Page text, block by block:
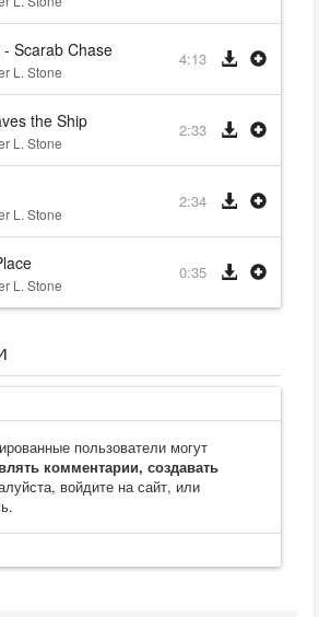
Scarab Chase
L. Stone
4:13
the Ship
L. Stone
2:33
L. Stone
2:34
L. Stone
0:35
пользователи могут
комментарии, создавать
войдите на сайт, или